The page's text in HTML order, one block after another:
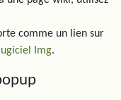
comme un lien sur
Img.